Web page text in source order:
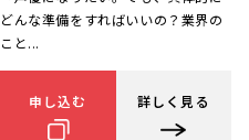
どんな準備をすればいいの？業界の
こと...
申し込む 詳しく見る